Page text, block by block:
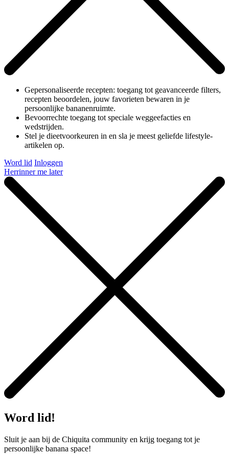
Gepersonaliseerde recepten: toegang tot geavanceerde filters,
recepten beoordelen, jouw favorieten bewaren in je
persoonlijke bananenruimte.
Bevoorrechte toegang tot speciale weggeefacties en
wedstrijden.
Stel je dieetvoorkeuren in en sla je meest geliefde lifestyle-
artikelen op.
Word lid Inloggen
Herrinner me later
Word lid!
Sluit je aan bij de Chiquita community en krijg toegang tot je
persoonlijke banana space!